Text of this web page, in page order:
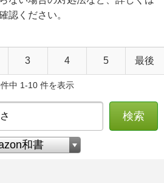
認ください。
3 4 5 最後
中 1-10 件を表示
検索